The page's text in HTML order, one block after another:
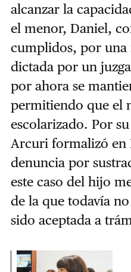
alcanzar la
el menor, Daniel,
cumplidos, por una
dictada por un
por ahora se
permitiendo que el
escolarizado. Por
Arcuri formalizó en
denuncia por
este caso del hijo
de la que todavía
sido aceptada a